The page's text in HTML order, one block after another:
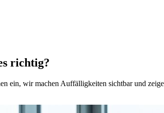
richtig?
ein, wir machen Auffälligkeiten sichtbar und